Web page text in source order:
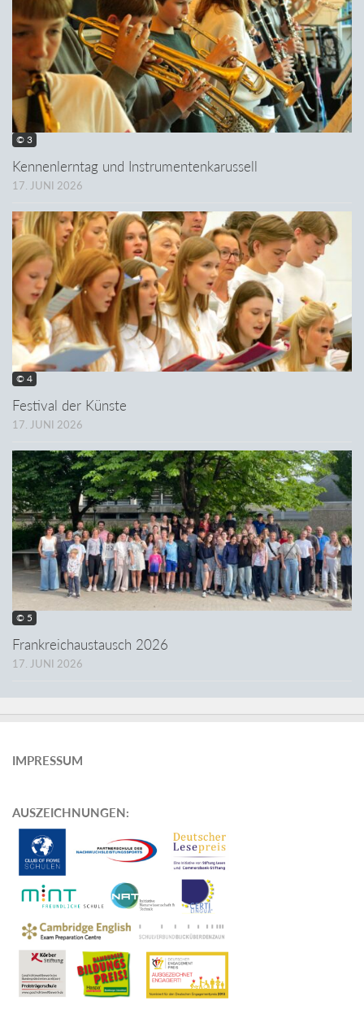
© 3
Kennenlerntag und Instrumentenkarussell
17. JUNI 2026
© 4
Festival der Künste
17. JUNI 2026
© 5
Frankreichaustausch 2026
17. JUNI 2026
IMPRESSUM
AUSZEICHNUNGEN: